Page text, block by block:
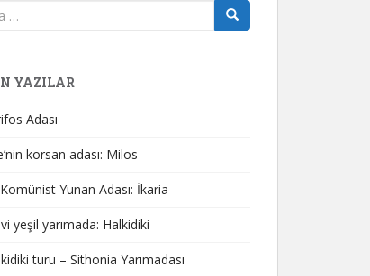
YAZILAR
Adası
korsan adası: Milos
Yunan Adası: İkaria
yeşil yarımada: Halkidiki
turu – Sithonia Yarımadası